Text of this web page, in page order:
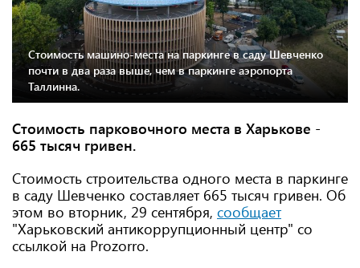
Стоимость машино-места на паркинге в саду Шевченко
почти в два раза выше, чем в паркинге аэропорта
Таллинна.
Стоимость парковочного места в Харькове -
665 тысяч гривен.
Стоимость строительства одного места в паркинге
в саду Шевченко составляет 665 тысяч гривен. Об
этом во вторник, 29 сентября, сообщает
"Харьковский антикоррупционный центр" со
ссылкой на Prozorro.